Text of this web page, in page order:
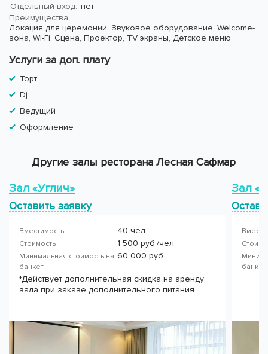
Отдельный вход: нет
Преимущества:
Локация для церемонии, Звуковое оборудование, Welcome-
зона, Wi-Fi, Сцена, Проектор, TV экраны, Детское меню
Услуги за доп. плату
Торт
Dj
Ведущий
Оформление
Другие залы ресторана Лесная Сафмар
Зал «Углич»
Оставить заявку
Вместимость 40 чел.
Стоимость 1 500 руб./чел.
Минимальная стоимость на
банкет
60 000 руб.
*Действует дополнительная скидка на аренду
зала при заказе дополнительного питания.
Зал